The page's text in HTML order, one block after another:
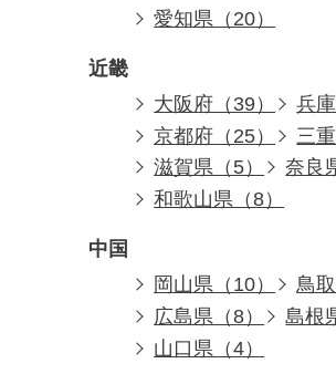
愛知県（20）
近畿
大阪府（39）
兵
京都府（25）
三
滋賀県（5）
奈良
和歌山県（8）
中国
岡山県（10）
鳥
広島県（8）
島根
山口県（4）